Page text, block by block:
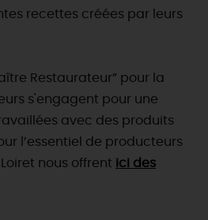
recettes créées par leurs
Restaurateur” pour la
s'engagent pour une
avec des produits
l’essentiel de producteurs
nous offrent
ici des